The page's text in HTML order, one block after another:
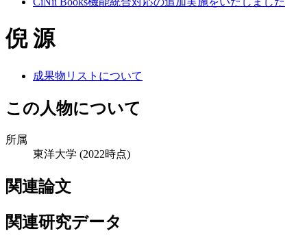
倪 源
成果物リストについて
この人物について
所属
東洋大学 (2022時点)
関連論文
関連研究データ